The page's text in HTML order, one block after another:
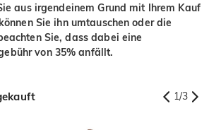
aus irgendeinem Grund mit Ihrem Kauf
Sie ihn umtauschen oder die
Sie, dass dabei eine
von 35% anfällt.
1/3